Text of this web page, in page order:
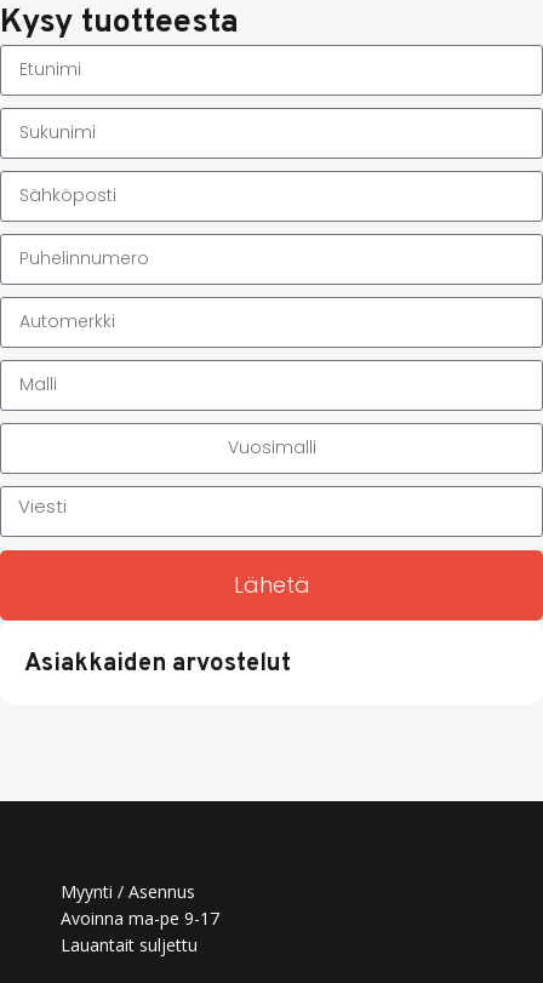
Kysy tuotteesta
Lähetä
Asiakkaiden arvostelut
Myynti / Asennus
Avoinna ma-pe 9-17
Lauantait suljettu